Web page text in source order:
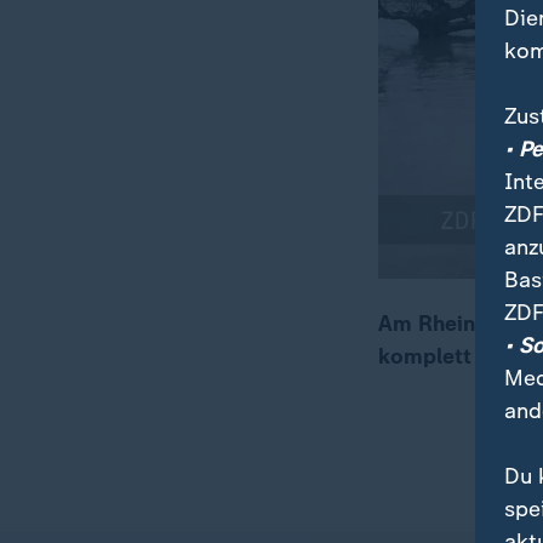
00:05
Am Rhein sind
komplett
•
•
Du